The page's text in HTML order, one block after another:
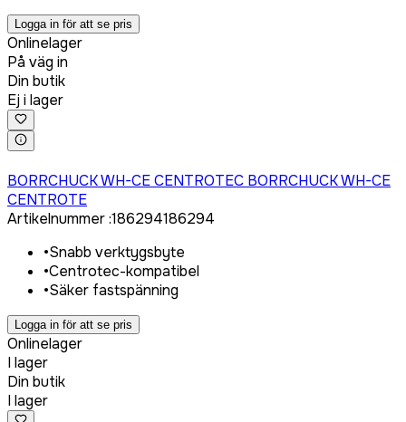
Logga in för att se pris
Onlinelager
På väg in
Din butik
Ej i lager
BORRCHUCK WH-CE CENTROTEC BORRCHUCK WH-CE
CENTROTE
Artikelnummer:186294186294
•Snabb verktygsbyte
•Centrotec-kompatibel
•Säker fastspänning
Logga in för att se pris
Onlinelager
I lager
Din butik
I lager